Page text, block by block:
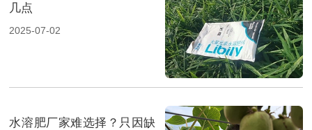
几点
2025-07-02
水溶肥厂家难选择？只因缺